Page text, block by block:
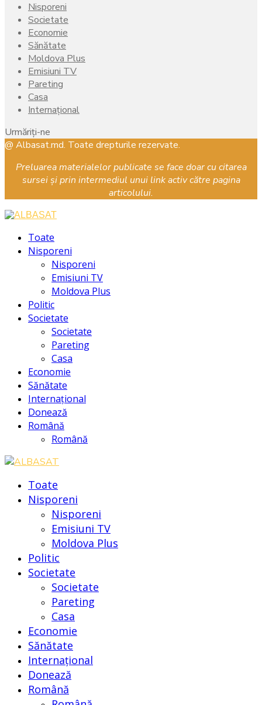
Nisporeni
Societate
Economie
Sănătate
Moldova Plus
Emisiuni TV
Pareting
Casa
Internațional
Urmăriți-ne
Facebook
Instagram
Youtube
@ Albasat.md. Toate drepturile rezervate.
Preluarea materialelor publicate se face doar cu citarea
sursei și prin intermediul unui link activ către pagina
articolului.
Toate
Nisporeni
Nisporeni
Emisiuni TV
Moldova Plus
Politic
Societate
Societate
Pareting
Casa
Economie
Sănătate
Internațional
Donează
Română
Română
Toate
Nisporeni
Nisporeni
Emisiuni TV
Moldova Plus
Politic
Societate
Societate
Pareting
Casa
Economie
Sănătate
Internațional
Donează
Română